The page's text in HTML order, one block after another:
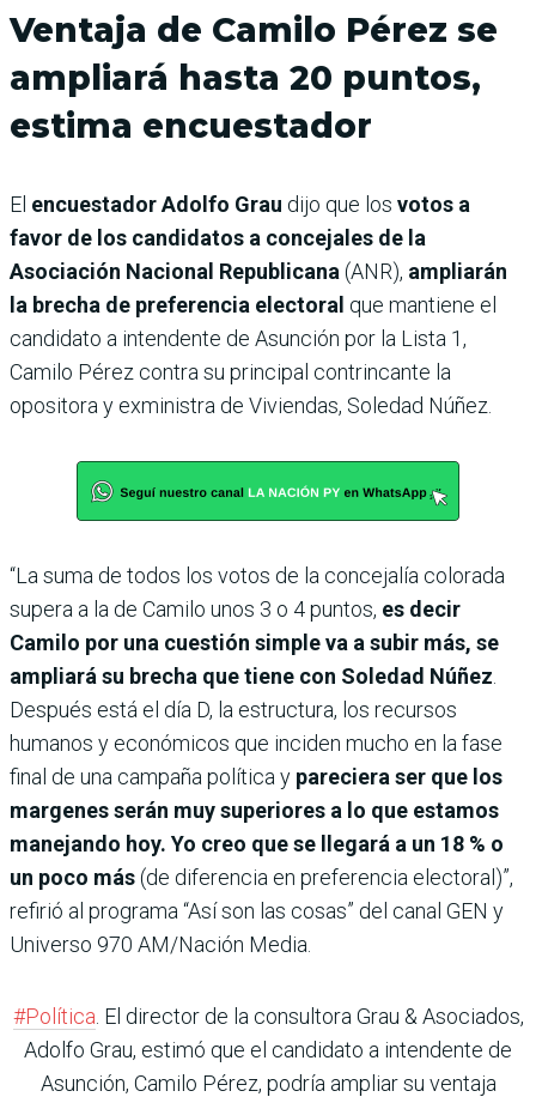
Ventaja de Camilo Pérez se
ampliará hasta 20 puntos,
estima encuestador
El encuestador Adolfo Grau dijo que los votos a
favor de los candidatos a concejales de la
Asociación Nacional Republicana (ANR), ampliarán
la brecha de preferencia electoral que mantiene el
candidato a intendente de Asunción por la Lista 1,
Camilo Pérez contra su principal contrincante la
opositora y exministra de Viviendas, Soledad Núñez.
“La suma de todos los votos de la concejalía colorada
supera a la de Camilo unos 3 o 4 puntos, es decir
Camilo por una cuestión simple va a subir más, se
ampliará su brecha que tiene con Soledad Núñez
Después está el día D, la estructura, los recursos
humanos y económicos que inciden mucho en la fase
final de una campaña política y pareciera ser que los
margenes serán muy superiores a lo que estamos
manejando hoy. Yo creo que se llegará a un 18 % o
un poco más(de diferencia en preferencia electoral)”,
refirió al programa “Así son las cosas” del canal GEN y
Universo 970 AM/Nación Media.
#Política . El director de la consultora Grau & Asociados,
Adolfo Grau, estimó que el candidato a intendente de
Asunción, Camilo Pérez, podría ampliar su ventaja